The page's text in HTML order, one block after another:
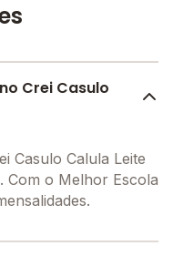
Crei Casulo
Casulo Calula Leite
Com o Melhor Escola